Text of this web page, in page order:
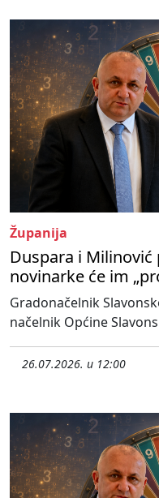
Županija
Duspara i
novinarke će im
Gradonačelnik
načelnik Općine
26.07.2026. u 12:00